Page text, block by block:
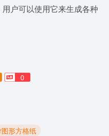
户可以使用它来生成各种
0
形方格纸